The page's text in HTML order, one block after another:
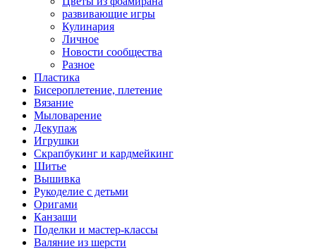
развивающие игры
Кулинария
Личное
Новости сообщества
Разное
Пластика
Бисероплетение, плетение
Вязание
Мыловарение
Декупаж
Игрушки
Скрапбукинг и кардмейкинг
Шитье
Вышивка
Рукоделие с детьми
Оригами
Канзаши
Поделки и мастер-классы
Валяние из шерсти